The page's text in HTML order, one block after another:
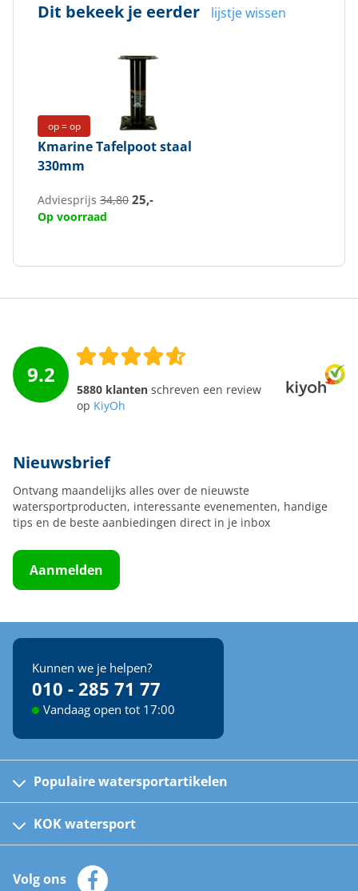
Dit bekeek je eerder lijstje wissen
op = op
KmarineTafelpoot staal
330mm
Adviesprijs 34,80 25,-
Op voorraad
9.2
5880 klanten schreven een review
op KiyOh
Nieuwsbrief
Ontvang maandelijks alles over de nieuwste
watersportproducten, interessante evenementen, handige
tips en de beste aanbiedingen direct in je inbox
Aanmelden
Kunnen we je helpen?
010 - 285 71 77
Vandaag open tot 17:00
Populaire watersportartikelen
Kinder reddingsvesten
Automatische reddingsvesten
Zeilkleding
KOK watersport
Klantenservice
Volg ons